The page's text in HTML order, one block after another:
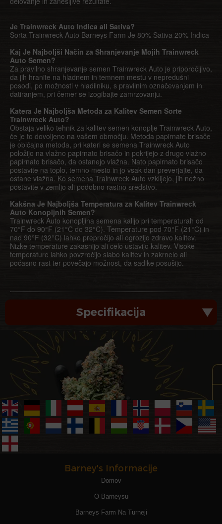
Je Trainwreck Auto Indica ali Sativa?
Sorta Trainwreck Auto Barneys Farm Je 80% Sativa 20% Indica
Kaj Je Najboljši Način za Shranjevanje Mojih Trainwreck
Auto Semen?
Za pravilno shranjevanje semen Trainwreck Auto je priporočljivo,
da jih hranite na hladnem in temnem mestu v nepredušni
posodi, po možnosti v hladilniku, s pravilnim označevanjem in
datiranjem, pri čemer se izogibajte zamrzovanju.
Katera Je Najboljša Metoda za Kalitev Semen Sorte
Trainwreck Auto?
Obstaja veliko tehnik za kalitev semen konoplje Trainwreck Auto,
če je to dovoljeno na vašem območju. Metoda papirnate brisače
je običajna metoda, pri kateri se semena Trainwreck Auto
položijo na vlažno papirnato brisačo in pokrijejo z drugo vlažno
papirnato brisačo, da ostanejo vlažna. Nato papirnato brisačo
postavite na toplo, temno mesto in jo vsak dan preverjajte, da
ostane vlažna. Ko semena Trainwreck Auto vzklijejo, jih nežno
postavite v zemljo ali podobno rastno sredstvo.
Kakšna Je Najboljša Temperatura za Kalitev Trainwreck
Auto Konopljnih Semen?
Trainwreck Auto konopljina semena kalijo pri temperaturah od
70°F do 90°F (21°C do 32°C). Temperature pod 70°F (21°C) in
nad 90°F (32°C) lahko preprečijo ali ogrozijo zdravo kalitev.
Nizke temperature zakasnijo ali celo ustavijo kalitev. Visoke
temperature lahko povzročijo slabo kalitev in zakrnelo ali
počasno rast ter povečajo možnost, da sadike posušijo.
Specifikacija
Barney's Informacije
Domov
O Barneysu
Barneys Farm Na Turneji